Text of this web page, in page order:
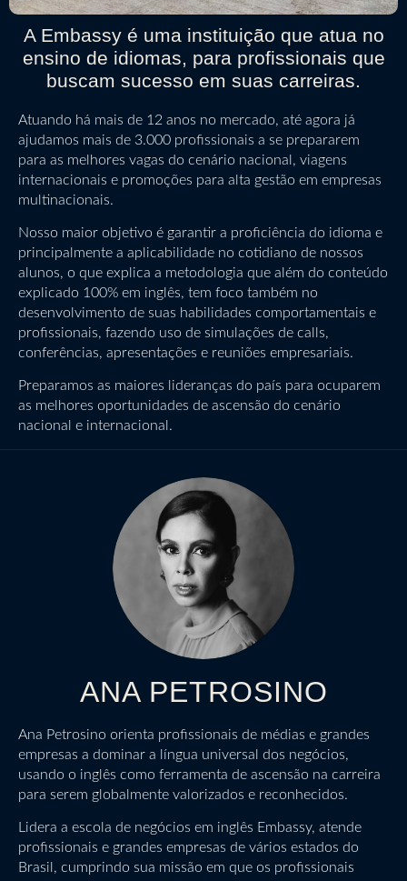
A Embassy é uma instituição que atua no
ensino de idiomas, para profissionais que
buscam sucesso em suas carreiras.
Atuando há mais de 12 anos no mercado, até agora já
ajudamos mais de 3.000 profissionais a se prepararem
para as melhores vagas do cenário nacional, viagens
internacionais e promoções para alta gestão em empresas
multinacionais.
Nosso maior objetivo é garantir a proficiência do idioma e
principalmente a aplicabilidade no cotidiano de nossos
alunos, o que explica a metodologia que além do conteúdo
explicado 100% em inglês, tem foco também no
desenvolvimento de suas habilidades comportamentais e
profissionais, fazendo uso de simulações de calls,
conferências, apresentações e reuniões empresariais.
Preparamos as maiores lideranças do país para ocuparem
as melhores oportunidades de ascensão do cenário
nacional e internacional.
ANA PETROSINO
Ana Petrosino orienta profissionais de médias e grandes
empresas a dominar a língua universal dos negócios,
usando o inglês como ferramenta de ascensão na carreira
para serem globalmente valorizados e reconhecidos.
Lidera a escola de negócios em inglês Embassy, atende
profissionais e grandes empresas de vários estados do
Brasil, cumprindo sua missão em que os profissionais